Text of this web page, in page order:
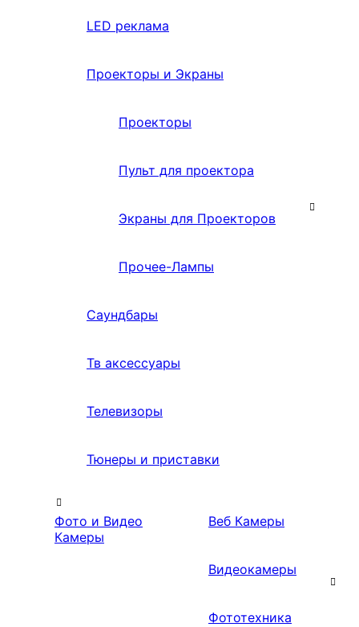
LED реклама
Проекторы и Экраны
Проекторы
Пульт для проектора
Экраны для Проекторов
Прочее-Лампы
Саундбары
Тв аксессуары
Телевизоры
Тюнеры и приставки
Фото и Видео
Камеры
Веб Камеры
Видеокамеры
Фототехника